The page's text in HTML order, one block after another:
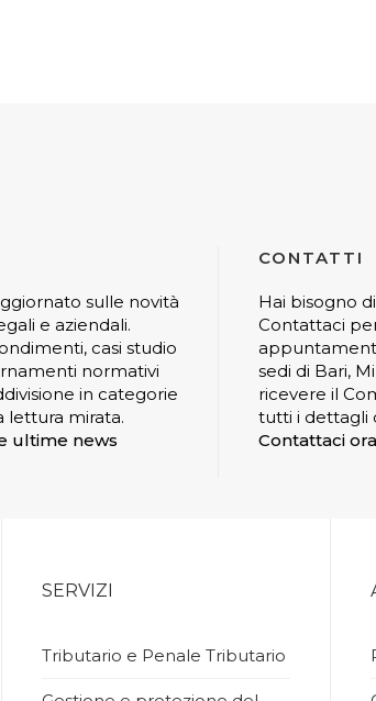
sulle novità
e aziendali.
casi studio
normativi
in categorie
lettura mirata.
ultime news
CONTATTI
Hai bisogno
Contattaci
sedi di Bari,
ricevere il
tutti i dettagli
Contattaci ora
SERVIZI
Tributario e Penale Tributario